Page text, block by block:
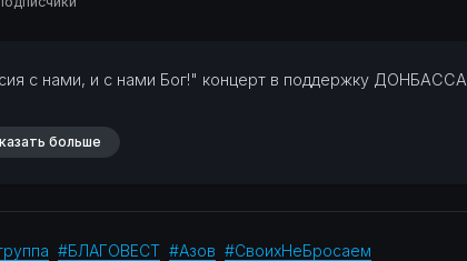
с нами, и с нами Бог!" концерт в поддержку ДОНБАССА
больше
#БЛАГОВЕСТ #Азов #СвоихНеБросаем